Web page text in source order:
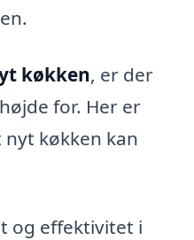
køkken, er der
for. Her er
køkken kan
og effektivitet i